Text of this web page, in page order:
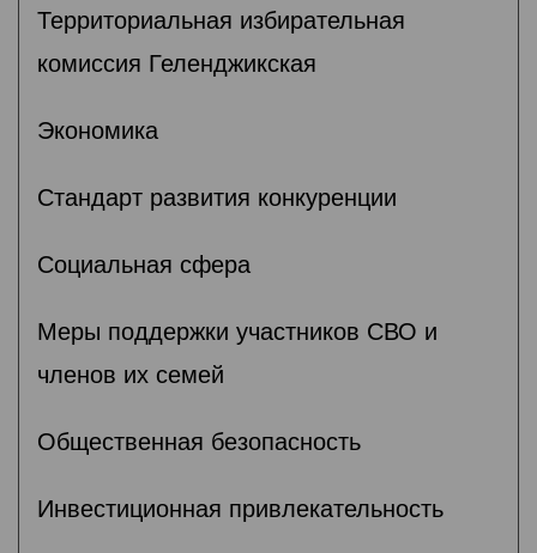
Территориальная избирательная
комиссия Геленджикcкая
Экономика
Стандарт развития конкуренции
Социальная сфера
Меры поддержки участников СВО и
членов их семей
Общественная безопасность
Инвестиционная привлекательность